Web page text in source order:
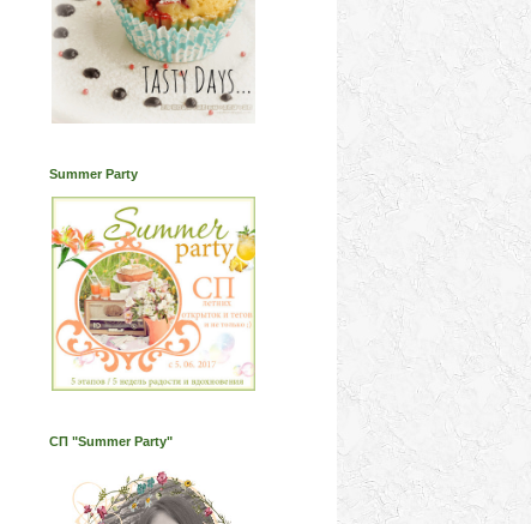
Summer Party
СП "Summer Party"